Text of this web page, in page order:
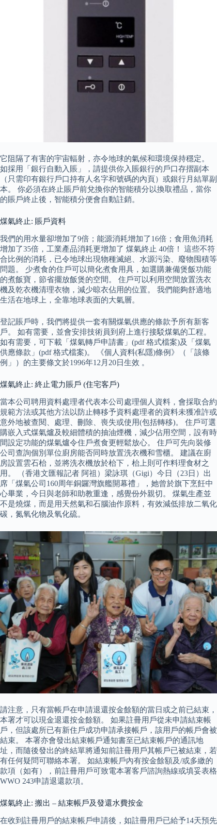
它阻隔了有害的宇宙輻射，亦令地球的氣候和環境保持穩定。
如採用「銀行自動入賬」，請提供你入賬銀行的戶口存摺副本
（只需印有銀行戶口持有人名字和號碼的內頁）或銀行月結單副
本。 你必須在終止賬戶前兌換你的智能積分以換取禮品，當你
的賬戶終止後，智能積分便會自動註銷。
煤氣終止: 賬戶資料
我們的用水量卻增加了9倍；能源消耗增加了16倍；食用魚消耗
增加了35倍，工業產品消耗更增加了 煤氣終止 40倍！ 這些不符
合比例的消耗，已令地球出現物種滅絕、水源污染、廢物囤積等
問題。 少煮食的住戶可以簡化煮食用具，如選購兼備煲飯功能
的煮飯寶，節省擺放飯煲的空間。 住戶可以利用空間放置洗衣
機及乾衣機清理衣物，減少晾衣佔用的位置。 我們能夠舒適地
生活在地球上，全靠地球表面的大氣層。
登記賬戶時，我們將提供一套有關煤氣供應的條款予所有新客
戶。 如有需要，並會安排技術員到府上進行接駁煤氣的工程。
如有需要，可下載「煤氣轉戶申請書」(pdf 格式檔案)及「煤氣
供應條款」(pdf 格式檔案)。 《個人資料(私隱)條例》（「該條
例」）的主要條文於1996年12月20日生效 。
煤氣終止: 終止電力賬戶 (住宅客戶)
當本公司聘用資料處理者代表本公司處理個人資料，會採取合約
規範方法或其他方法以防止轉移予資料處理者的資料未獲准許或
意外地被查閱、處理、刪除、喪失或使用(包括轉移)。 住戶可選
購嵌入式煤氣爐及較細體積的抽油煙機，減少佔用空間，設有時
間設定功能的煤氣爐令住戶煮食更輕鬆放心。 住戶可先向裝修
公司查詢個別單位廚房能否同時放置洗衣機和雪櫃。 建議在廚
房設置雲石枱，並將洗衣機放於枱下，枱上則可作料理食材之
用。 （香港文匯報記者 阿祖）梁詠琪（Gigi）今日（23日）出
席「煤氣公司160周年銅鑼灣旗艦開幕禮」，她曾於旗下烹飪中
心畢業，今日與老師和助教重逢，感覺份外親切。 煤氣生產並
不是燒煤，而是用天然氣和石腦油作原料，有效減低排放二氧化
碳，氮氧化物及氧化硫。
請注意，只有當帳戶在申請退還按金餘額的當日或之前已結束，
本署才可以現金退還按金餘額。 如果註冊用戶從未申請結束帳
戶，但該處所已有新住戶成功申請承接帳戶，該用戶的帳戶會被
結束。 本署亦會發出結束帳戶通知書至已結束帳戶的通訊地
址，而隨後發出的終結單將通知前註冊用戶其帳戶已被結束，若
有任何疑問可聯絡本署。 如結束帳戶內有按金餘額及/或多繳的
款項（如有），前註冊用戶可致電本署客戶諮詢熱線或填妥表格
WWO 243申請退還款項。
煤氣終止: 搬出 – 結束帳戶及發還水費按金
在收到註冊用戶的結束帳戶申請後，如註冊用戶已給予14天預先